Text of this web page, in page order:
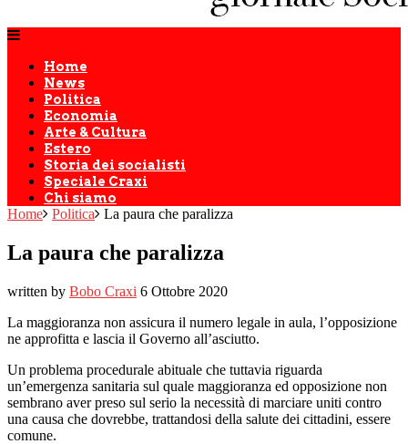
Home
News
Politica
Economia
Arte & Cultura
Estero
Storia dei socialisti
Speciale Craxi
Chi siamo
Home Politica La paura che paralizza
La paura che paralizza
written by Bobo Craxi 6 Ottobre 2020
La maggioranza non assicura il numero legale in aula, l’opposizione
ne approfitta e lascia il Governo all’asciutto.
Un problema procedurale abituale che tuttavia riguarda
un’emergenza sanitaria sul quale maggioranza ed opposizione non
sembrano aver preso sul serio la necessità di marciare uniti contro
una causa che dovrebbe, trattandosi della salute dei cittadini, essere
comune.